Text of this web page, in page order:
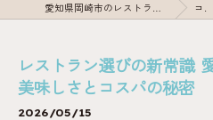
愛知県岡崎市のレストランならPie Chefs Kitchen HOLY PLACE コラム
レストラン選びの新常識
美味しさとコスパの秘密
2026/05/15